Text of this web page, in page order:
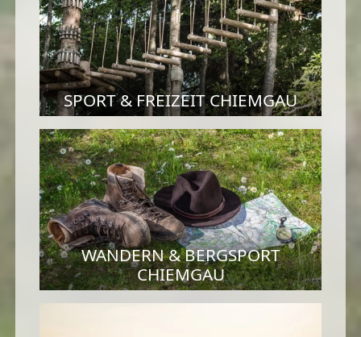
SPORT & FREIZEIT CHIEMGAU
WANDERN & BERGSPORT
CHIEMGAU